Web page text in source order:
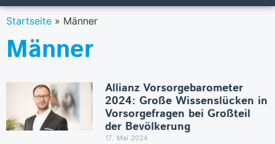
Startseite » Männer
Männer
Allianz Vorsorgebarometer
2024: Große Wissenslücken in
Vorsorgefragen bei Großteil
der Bevölkerung
17. Mai 2024